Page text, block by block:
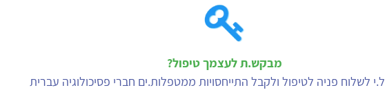
מבקש.ת לעצמך טיפול?
לשלוח פניה לטיפול ולקבל התייחסויות ממטפלות.ים חברי פסיכולוגיה עברית